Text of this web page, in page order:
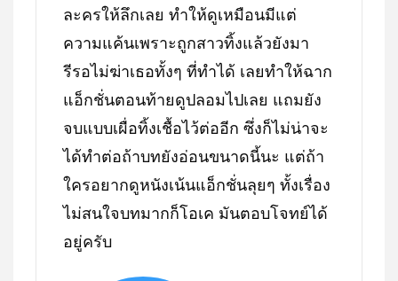
ละครให้ลึกเลย ทำให้ดูเหมือนมีแต่
ความแค้นเพราะถูกสาวทิ้งแล้วยังมา
รีรอไม่ฆ่าเธอทั้งๆ ที่ทำได้ เลยทำให้ฉาก
แอ็กชั่นตอนท้ายดูปลอมไปเลย แถมยัง
จบแบบเผื่อทิ้งเชื้อไว้ต่ออีก ซึ่งก็ไม่น่าจะ
ได้ทำต่อถ้าบทยังอ่อนขนาดนี้นะ แต่ถ้า
ใครอยากดูหนังเน้นแอ็กชั่นลุยๆ ทั้งเรื่อง
ไม่สนใจบทมากก็โอเค มันตอบโจทย์ได้
อยู่ครับ